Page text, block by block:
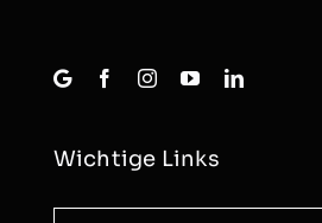
Wichtige Links